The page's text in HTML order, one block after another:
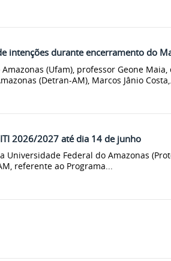
intenções durante encerramento do
(Ufam), professor Geone
(Detran-AM), Marcos Jânio Costa,...
2026/2027 até dia 14 de junho
Universidade Federal do Amazonas
referente ao Programa...